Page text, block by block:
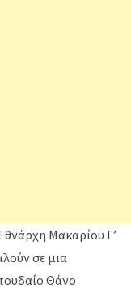
Μακαρίου Γ’
σε μια
Θάνο